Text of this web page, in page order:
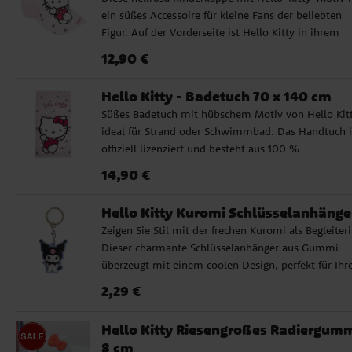
Passform für viele Kinder. ✔️ Umfang: ca. 53 cm ✔️
Material: Baumwoll-Polyester-Mischung ✔️ Hinten
verstellbar ✔️ Gepunkteter Schirm mit verspieltem
Look
ein süßes Accessoire für kleine Fans der beliebten
Figur. Auf der Vorderseite ist Hello Kitty in ihrem
Schirm der Kappe einen verspielten und charmanten
weichen und strapazierfähigen Baumwoll-Polyester-
Mischung. Sie ist hinten verstellbar und bietet
eine bequeme Passform für viele Kinder. ✔️
ca. 53 cm ✔️ Material: Baumwoll-Polyester-
✔️ Hinten verstellbar ✔️ Gepunkteter Schirm mit
Preis:12,90 €
12,90 €
Hello Kitty - Badetuch 70 x 140 cm
Süßes Badetuch mit hübschem Motiv von Hello
ideal für Strand oder Schwimmbad. Das Handtuch
offiziell lizenziert und besteht aus 100 %
cm eignet es sich perfekt zum Einwickeln oder
Preis:14,90 €
14,90 €
Hello Kitty Kuromi
Zeigen Sie Stil mit der frechen Kuromi als
Dieser charmante Schlüsselanhänger aus Gummi
überzeugt mit einem coolen Design, perfekt für
Gummi ✓ Offiziell lizenzierte Ware
Preis:2,29 €
2,29 €
Hello Kitty Riesengroßes
8 cm